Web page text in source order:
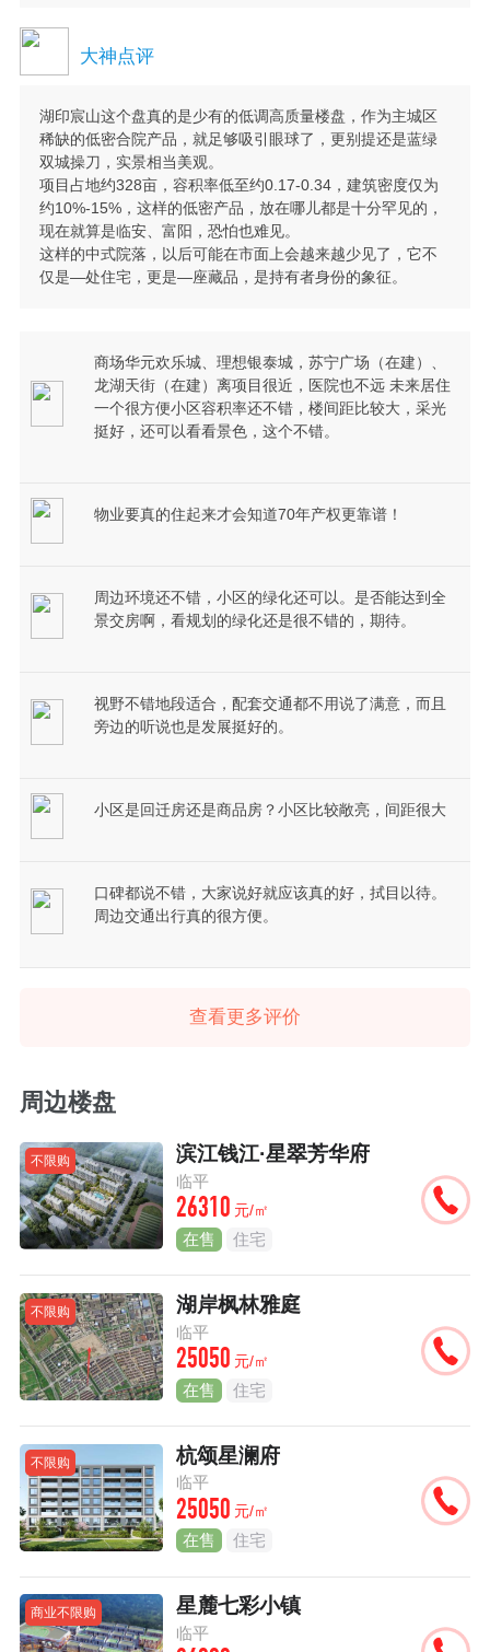
大神点评
湖印宸山这个盘真的是少有的低调高质量楼盘，作为主城区
稀缺的低密合院产品，就足够吸引眼球了，更别提还是蓝绿
双城操刀，实景相当美观。
项目占地约328亩，容积率低至约0.17-0.34，建筑密度仅为
约10%-15%，这样的低密产品，放在哪儿都是十分罕见的，
现在就算是临安、富阳，恐怕也难见。
这样的中式院落，以后可能在市面上会越来越少见了，它不
仅是—处住宅，更是—座藏品，是持有者身份的象征。
商场华元欢乐城、理想银泰城，苏宁广场（在建）、
龙湖天街（在建）离项目很近，医院也不远 未来居住
一个很方便小区容积率还不错，楼间距比较大，采光
挺好，还可以看看景色，这个不错。
物业要真的住起来才会知道70年产权更靠谱！
周边环境还不错，小区的绿化还可以。是否能达到全
景交房啊，看规划的绿化还是很不错的，期待。
视野不错地段适合，配套交通都不用说了满意，而且
旁边的听说也是发展挺好的。
小区是回迁房还是商品房？小区比较敞亮，间距很大
口碑都说不错，大家说好就应该真的好，拭目以待。
周边交通出行真的很方便。
查看更多评价
周边楼盘
不限购 滨江钱江·星翠芳华府
临平
26310 元/㎡
在售 住宅
不限购 湖岸枫林雅庭
临平
25050 元/㎡
在售 住宅
不限购 杭颂星澜府
临平
25050 元/㎡
在售 住宅
商业不限购 星麓七彩小镇
临平